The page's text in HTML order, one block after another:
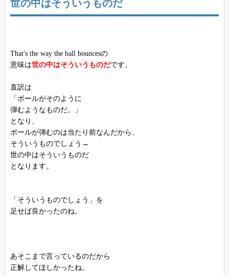
世の中はそういうものだ
That's the way the ball bouncesの
意味は世の中はそういうものだです。
直訳は
「ボールがそのように
弾むようなものだ。」
となり、
ボールが弾むのは当たり前なんだから、
そういうものでしょう→
世の中はそういうものだ
となります。
「そういうものでしょう」を
足せば良かったのね。
あそこまで言っているのだから
正解してほしかったね。